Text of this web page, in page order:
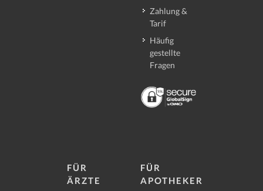
Zahlung &
Tarif
Häufig
gestellte
Fragen
FÜR
ÄRZTE
FÜR
APOTHEKER